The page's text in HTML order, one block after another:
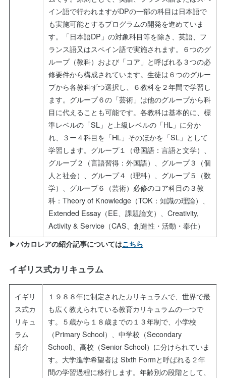
イン語で行われますがDPの一部の科目は日本語で
も実施可能とするプログラムの開発を進めていま
す。「日本語DP」の対象科目等を除き、英語、フ
ランス語又はスペイン語で実施されます。６つのグ
ループ（教科）および「コア」と呼ばれる３つの必
修要件から構成されています。生徒は６つのグルー
プから各教科ずつ選択し、６教科を２年間で学習し
ます。グループ６の「芸術」は他のグループから科
目に代えることも可能です。各教科は基本的に、標
準レベルの「SL」と上級レベルの「HL」に分か
れ、３ー４科目を「HL」そのほかを「SL」として
学習します。グループ１（母国語：言語と文学）、
グループ２（言語習得：外国語）、グループ３（個
人と社会）、グループ４（理科）、グループ５（数
学）、グループ６（芸術）必修のコア科目の３教
科：Theory of Knowledge（TOK：知識の理論）、
Extended Essay（EE、課題論文）、Creativity,
Activity & Service（CAS、創造性・活動・奉仕）
▶バカロレアの紹介記事についてはこちら
イギリス式カリキュラム
イギリ
ス式カ
リキュ
ラム
紹介
１９８８年に制定されたカリキュラムで、世界で最
も広く教えられている教育カリキュラムの一つで
す。５歳から１８歳までの１３年制で、小学校
（Primary School）、中学校（Secondary
School)、高校（Senior School）に分けられていま
す。大学進学希望者は Sixth Formと呼ばれる２年
間の学習過程に移行します。年齢別の段階として、